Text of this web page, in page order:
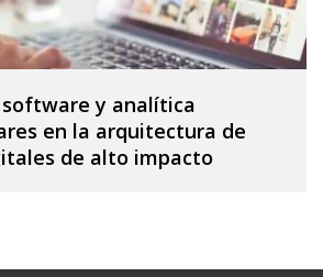
y analítica
en la arquitectura de
de alto impacto